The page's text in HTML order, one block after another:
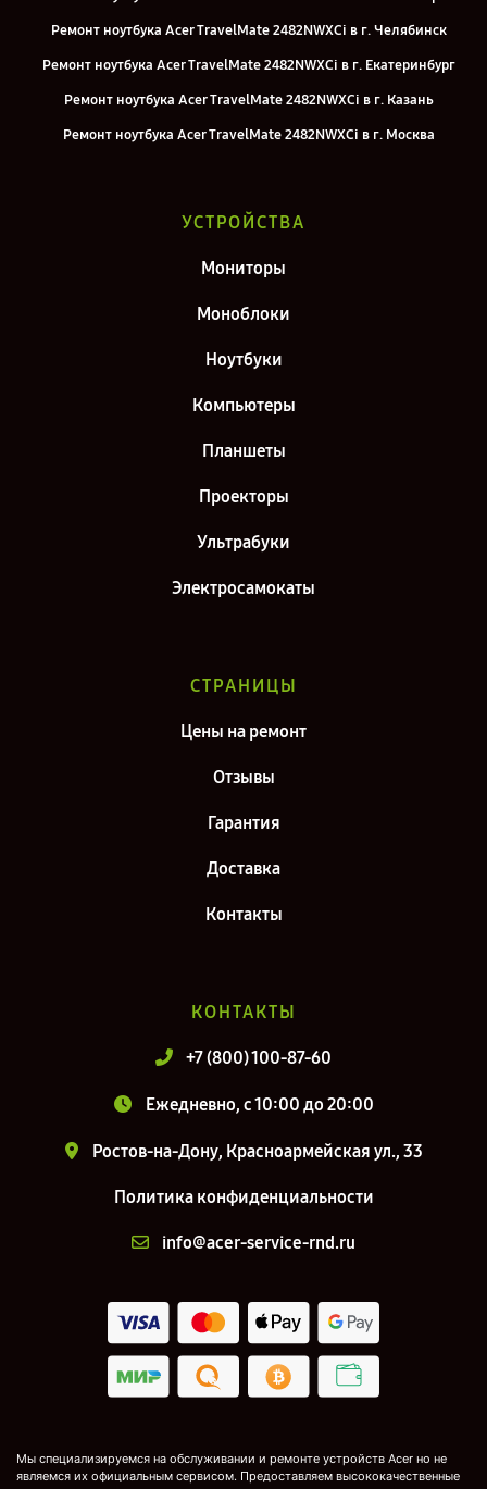
Ремонт ноутбука Acer TravelMate 2482NWXCi в г. Челябинск
Ремонт ноутбука Acer TravelMate 2482NWXCi в г. Екатеринбург
Ремонт ноутбука Acer TravelMate 2482NWXCi в г. Казань
Ремонт ноутбука Acer TravelMate 2482NWXCi в г. Москва
УСТРОЙСТВА
Мониторы
Моноблоки
Ноутбуки
Компьютеры
Планшеты
Проекторы
Ультрабуки
Электросамокаты
СТРАНИЦЫ
Цены на ремонт
Отзывы
Гарантия
Доставка
Контакты
КОНТАКТЫ
+7 (800) 100-87-60
Ежедневно, с 10:00 до 20:00
Ростов-на-Дону, Красноармейская ул., 33
Политика конфиденциальности
info@acer-service-rnd.ru
Мы специализируемся на обслуживании и ремонте устройств Acer но не
являемся их официальным сервисом. Предоставляем высококачественные